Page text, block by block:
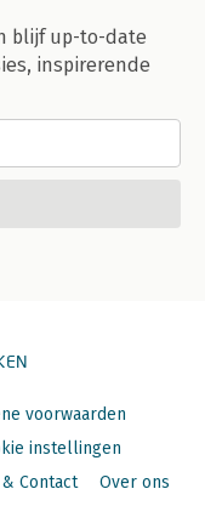
blijf up-to-date
inspirerende
voorwaarden
instellingen
Contact Over ons